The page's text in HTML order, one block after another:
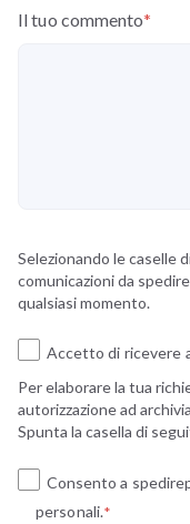
Il tuo commento*
Selezionando le caselle
comunicazioni da
qualsiasi momento.
Accetto di ricevere
Per elaborare la tua
autorizzazione ad
Spunta la casella di
Consento a
personali.*